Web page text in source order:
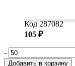
Код 287082
105 ₽
-
Добавить в корзину